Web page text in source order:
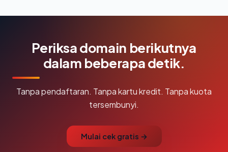
Periksa domain berikutnya
dalam beberapa detik.
Tanpa pendaftaran. Tanpa kartu kredit. Tanpa kuota
tersembunyi.
Mulai cek gratis →